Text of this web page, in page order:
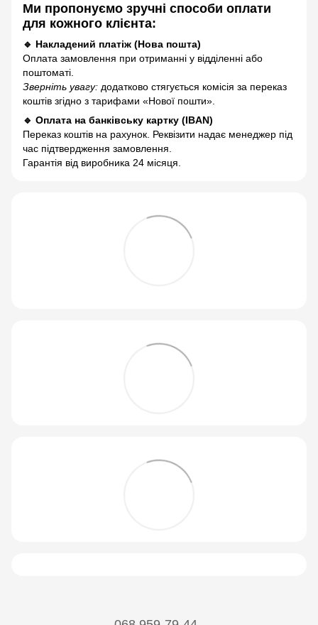
Ми пропонуємо зручні способи оплати
для кожного клієнта:
🔹 Накладений платіж (Нова пошта)
Оплата замовлення при отриманні у відділенні або
поштоматі.
Зверніть увагу: додатково стягується комісія за переказ
коштів згідно з тарифами «Нової пошти».
🔹 Оплата на банківську картку (IBAN)
Переказ коштів на рахунок. Реквізити надає менеджер під
час підтвердження замовлення.
Гарантія від виробника 24 місяця.